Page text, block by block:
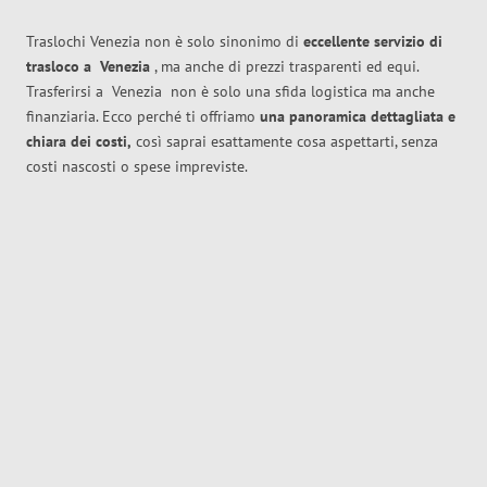
Traslochi Venezia non è solo sinonimo di eccellente servizio di
trasloco a Venezia , ma anche di prezzi trasparenti ed equi.
Trasferirsi a Venezia non è solo una sfida logistica ma anche
finanziaria. Ecco perché ti offriamo una panoramica dettagliata e
chiara dei costi, così saprai esattamente cosa aspettarti, senza
costi nascosti o spese impreviste.